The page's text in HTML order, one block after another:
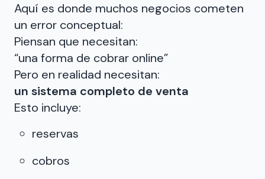
Aquí es donde muchos negocios cometen
un error conceptual:
Piensan que necesitan:
“una forma de cobrar online”
Pero en realidad necesitan:
un sistema completo de venta
Esto incluye:
reservas
cobros